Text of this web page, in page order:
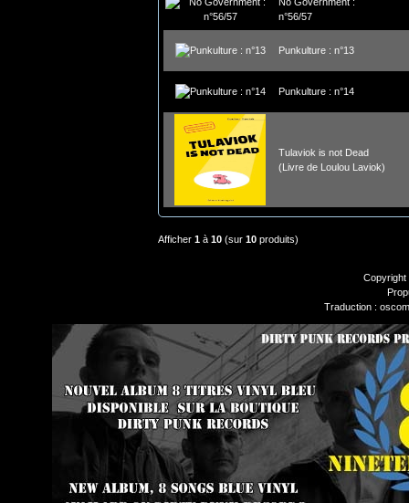
n°56/57
Punkulture : n°13
Punkulture : n°14
Tulaviok is not Dead
(Livre de Loulou Laviok)
Afficher1 à10 (sur10 produits)
Traduction :